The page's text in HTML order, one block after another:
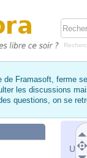
de Framasoft, ferme
les discussions
questions, on se